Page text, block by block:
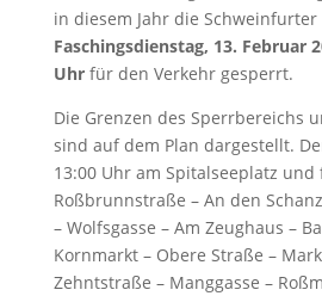
in diesem Jahr die
Faschingsdienstag, 13. Februar
Uhr für den Verkehr gesperrt.
Die Grenzen des Sperrbereichs
sind auf dem Plan dargestellt.
13:00 Uhr am Spitalseeplatz
Roßbrunnstraße – An den
– Wolfsgasse – Am Zeughaus –
Kornmarkt – Obere Straße –
Zehntstraße – Manggasse –